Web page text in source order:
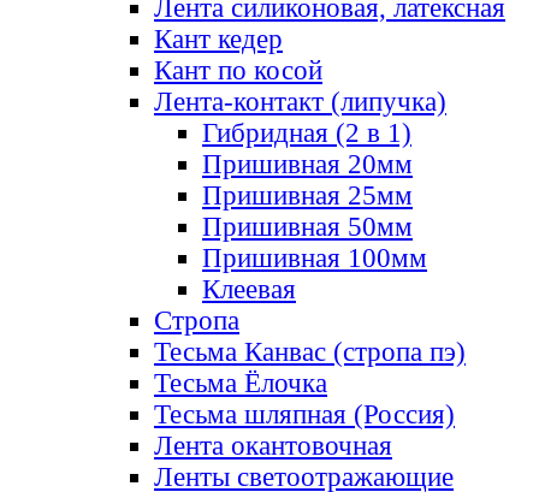
Лента силиконовая, латексная
Кант кедер
Кант по косой
Лента-контакт (липучка)
Гибридная (2 в 1)
Пришивная 20мм
Пришивная 25мм
Пришивная 50мм
Пришивная 100мм
Клеевая
Стропа
Тесьма Канвас (стропа пэ)
Тесьма Ёлочка
Тесьма шляпная (Россия)
Лента окантовочная
Ленты светоотражающие